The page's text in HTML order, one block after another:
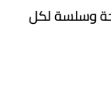
سفر مريحة وسلسة لكل